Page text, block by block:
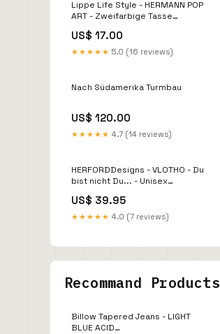
Lippe Life Style - HERMANN POP
ART - Zweifarbige Tasse
US$ 17.00
★★★★★ 5.0 (16 reviews)
Nach Südamerika Turmbau
US$ 120.00
★★★★★ 4.7 (14 reviews)
HERFORDDesigns - VLOTHO - Du
bist nicht Du... - Unisex
Größe:3XL
US$ 39.95
★★★★★ 4.0 (7 reviews)
Recommand Products
Billow Tapered Jeans - LIGHT
BLUE ACID